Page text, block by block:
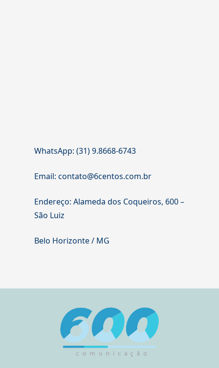
WhatsApp: (31) 9.8668-6743
Email: contato@6centos.com.br
Endereço: Alameda dos Coqueiros, 600 –
São Luiz
Belo Horizonte / MG